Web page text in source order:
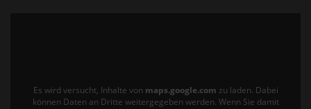
Es wird versucht, Inhalte von maps.google.com zu laden. Dabei
können Daten an Dritte weitergegeben werden. Wenn Sie damit